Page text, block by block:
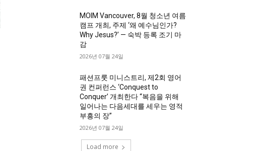
MOIM Vancouver, 8월 청소년 여름
캠프 개최, 주제 ‘왜 예수님인가?
Why Jesus?’ — 숙박 등록 조기 마
감
2026년 07월 24일
패션프룻 미니스트리, 제2회 영어
권 컨퍼런스 ‘Conquest to
Conquer’ 개최한다 “복음을 위해
일어나는 다음세대를 세우는 영적
부흥의 장”
2026년 07월 24일
Load more